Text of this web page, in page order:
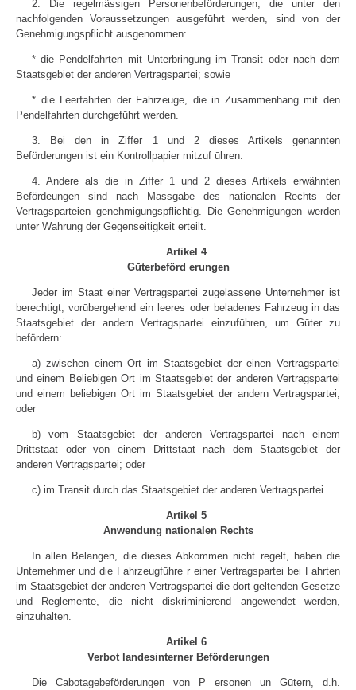
2. Die regelmässigen Personenbeförderungen, die unter den
nachfolgenden Voraussetzungen ausgefūhrt werden, sind von der
Genehmigungspflicht ausgenommen:
* die Pendelfahrten mit Unterbringung im Transit oder nach dem
Staatsgebiet der anderen Vertragspartei; sowie
* die Leerfahrten der Fahrzeuge, die in Zusammenhang mit den
Pendelfahrten durchgefūhrt werden.
3. Bei den in Ziffer 1 und 2 dieses Artikels genannten
Beförderungen ist ein Kontrollpapier mitzuf ūhren.
4. Andere als die in Ziffer 1 und 2 dieses Artikels erwähnten
Befördeungen sind nach Massgabe des nationalen Rechts der
Vertragsparteien genehmigungspflichtig. Die Genehmigungen werden
unter Wahrung der Gegenseitigkeit erteilt.
Artikel 4
Gūterbeförd erungen
Jeder im Staat einer Vertragspartei zugelassene Unternehmer ist
berechtigt, vorūbergehend ein leeres oder beladenes Fahrzeug in das
Staatsgebiet der andern Vertragspartei einzufūhren, um Gūter zu
befördern:
a) zwischen einem Ort im Staatsgebiet der einen Vertragspartei
und einem Beliebigen Ort im Staatsgebiet der anderen Vertragspartei
und einem beliebigen Ort im Staatsgebiet der andern Vertragspartei;
oder
b) vom Staatsgebiet der anderen Vertragspartei nach einem
Drittstaat oder von einem Drittstaat nach dem Staatsgebiet der
anderen Vertragspartei; oder
c) im Transit durch das Staatsgebiet der anderen Vertragspartei.
Artikel 5
Anwendung nationalen Rechts
In allen Belangen, die dieses Abkommen nicht regelt, haben die
Unternehmer und die Fahrzeugfūhre r einer Vertragspartei bei Fahrten
im Staatsgebiet der anderen Vertragspartei die dort geltenden Gesetze
und Reglemente, die nicht diskriminierend angewendet werden,
einzuhalten.
Artikel 6
Verbot landesinterner Beförderungen
Die Cabotagebeförderungen von P ersonen un Gūtern, d.h.